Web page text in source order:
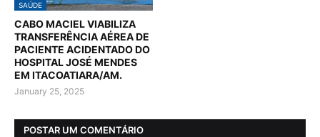
SAÚDE
CABO MACIEL VIABILIZA
TRANSFERÊNCIA AÉREA DE
PACIENTE ACIDENTADO DO
HOSPITAL JOSÉ MENDES
EM ITACOATIARA/AM.
January 25, 2025
POSTAR UM COMENTÁRIO